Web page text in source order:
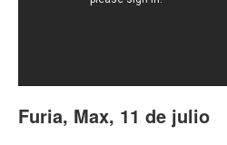
Furia, Max, 11 de julio